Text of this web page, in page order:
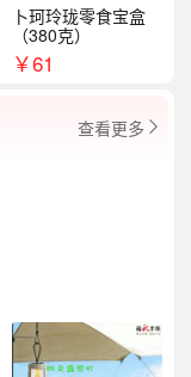
卜珂玲珑零食宝盒
（380克）
￥61
查看更多 